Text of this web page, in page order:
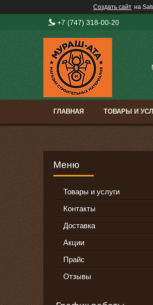
Создать сайт на
+7 (747) 318-00-20
ГЛАВНАЯ ТОВАРЫ И
Товары и услуги
Контакты
Доставка
Акции
Прайс
Отзывы